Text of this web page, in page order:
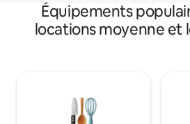
Équipements
locations moyenne et